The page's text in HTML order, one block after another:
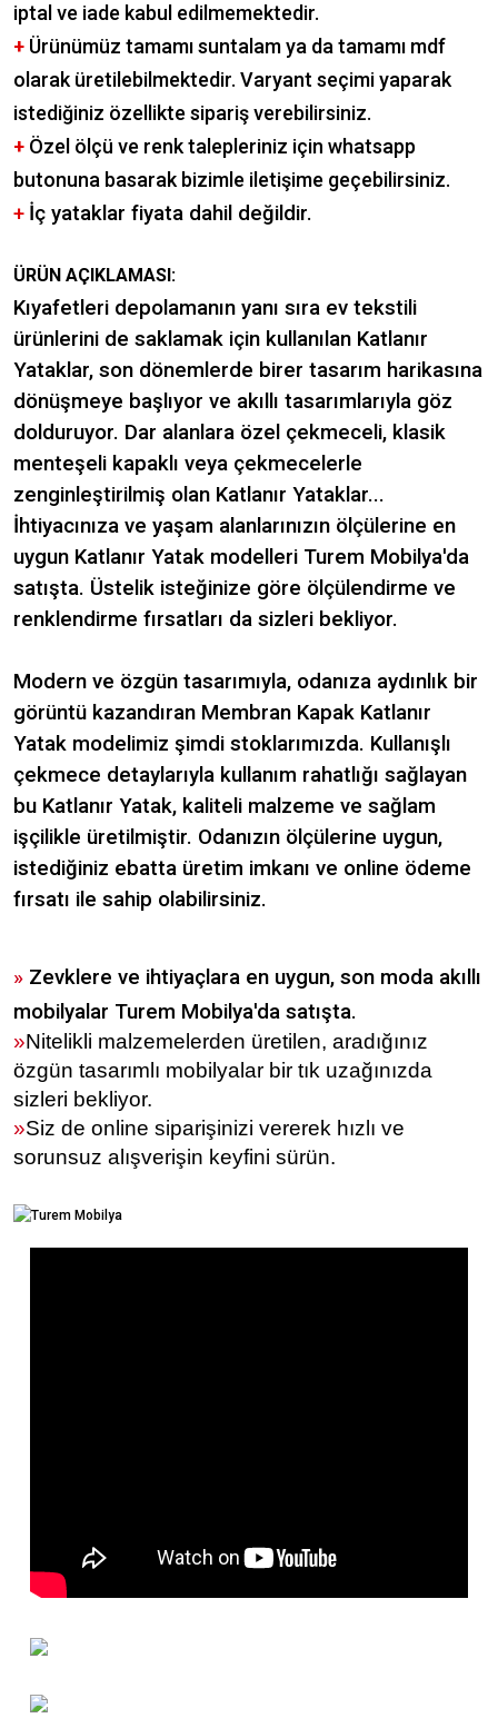
iptal ve iade kabul edilmemektedir.
+ Ürünümüz tamamı suntalam ya da tamamı mdf
olarak üretilebilmektedir. Varyant seçimi yaparak
istediğiniz özellikte sipariş verebilirsiniz.
+ Özel ölçü ve renk talepleriniz için whatsapp
butonuna basarak bizimle iletişime geçebilirsiniz.
+ İç yataklar fiyata dahil değildir.
ÜRÜN AÇIKLAMASI:
Kıyafetleri depolamanın yanı sıra ev tekstili
ürünlerini de saklamak için kullanılan Katlanır
Yataklar, son dönemlerde birer tasarım harikasına
dönüşmeye başlıyor ve akıllı tasarımlarıyla göz
dolduruyor. Dar alanlara özel çekmeceli, klasik
menteşeli kapaklı veya çekmecelerle
zenginleştirilmiş olan Katlanır Yataklar...
İhtiyacınıza ve yaşam alanlarınızın ölçülerine en
uygun Katlanır Yatak modelleri Turem Mobilya'da
satışta. Üstelik isteğinize göre ölçülendirme ve
renklendirme fırsatları da sizleri bekliyor.
Modern ve özgün tasarımıyla, odanıza aydınlık bir
görüntü kazandıran Membran Kapak Katlanır
Yatak modelimiz şimdi stoklarımızda. Kullanışlı
çekmece detaylarıyla kullanım rahatlığı sağlayan
bu Katlanır Yatak, kaliteli malzeme ve sağlam
işçilikle üretilmiştir. Odanızın ölçülerine uygun,
istediğiniz ebatta üretim imkanı ve online ödeme
fırsatı ile sahip olabilirsiniz.
» Zevklere ve ihtiyaçlara en uygun, son moda akıllı
mobilyalar Turem Mobilya'da satışta.
»Nitelikli malzemelerden üretilen, aradığınız
özgün tasarımlı mobilyalar bir tık uzağınızda
sizleri bekliyor.
»Siz de online siparişinizi vererek hızlı ve
sorunsuz alışverişin keyfini sürün.